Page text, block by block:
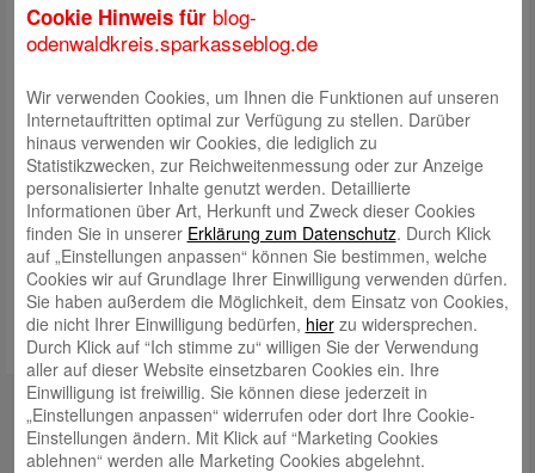
Name*
E-Mail *
Website
Meinen Namen, meine E-Mail-Adresse und meine Website in
diesem Browser für die nächste Kommentierung speichern.
Kontakt
mail@sparkasse-odenwaldkreis.de
Cookie Hinweis für blog-
odenwaldkreis.sparkasseblog.de
Wir verwenden Cookies, um Ihnen die Funktionen auf unseren
Internetauftritten optimal zur Verfügung zu stellen. Darüber
hinaus verwenden wir Cookies, die lediglich zu
Statistikzwecken, zur Reichweitenmessung oder zur Anzeige
personalisierter Inhalte genutzt werden. Detaillierte
Informationen über Art, Herkunft und Zweck dieser Cookies
finden Sie in unserer Erklärung zum Datenschutz. Durch Klick
auf „Einstellungen anpassen“ können Sie bestimmen, welche
Cookies wir auf Grundlage Ihrer Einwilligung verwenden dürfen.
Sie haben außerdem die Möglichkeit, dem Einsatz von Cookies,
die nicht Ihrer Einwilligung bedürfen, hierzu widersprechen.
Durch Klick auf “Ich stimme zu“ willigen Sie der Verwendung
aller auf dieser Website einsetzbaren Cookies ein. Ihre
Einwilligung ist freiwillig. Sie können diese jederzeit in
„Einstellungen anpassen“ widerrufen oder dort Ihre Cookie-
Einstellungen ändern. Mit Klick auf “Marketing Cookies
ablehnen“ werden alle Marketing Cookies abgelehnt.